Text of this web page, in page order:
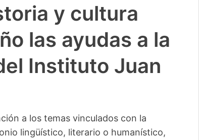
y cultura
las ayudas a la
Instituto Juan
a los temas vinculados con la
lingüístico, literario o humanístico,